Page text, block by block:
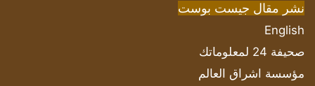
نشر مقال جيست بوست
English
صحيفة 24 لمعلوماتك
مؤسسة اشراق العالم